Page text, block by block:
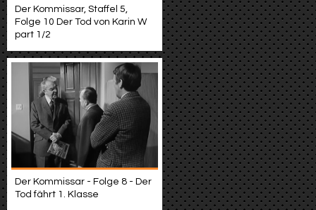
Der Kommissar, Staffel 5,
Folge 10 Der Tod von Karin W
part 1/2
Der Kommissar - Folge 8 - Der
Tod fährt 1. Klasse